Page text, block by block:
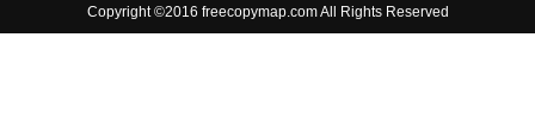
Copyright ©2016 freecopymap.com All Rights Reserved